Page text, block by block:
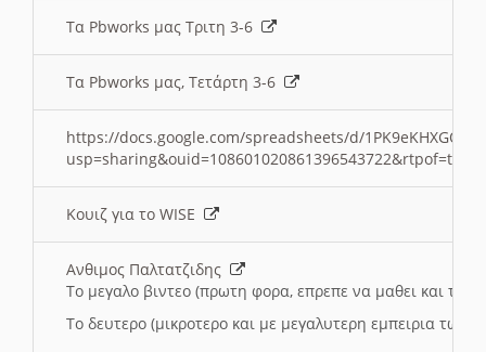
Τα Pbworks μας Τριτη 3-6
Τα Pbworks μας, Τετάρτη 3-6
https://docs.google.com/spreadsheets/d/
Κουιζ για το WISE
Ανθιμος Παλτατζιδης
Το μεγαλο βιντεο (πρωτη φορα, επρεπε να μαθει και το
Το δευτερο (μικροτερο και με μεγαλυτερη εμπειρια